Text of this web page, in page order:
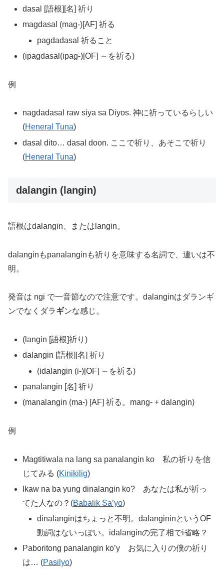
dasal [語根][名] 祈り
magdasal (mag-)[AF] 祈る
pagdadasal 祈ること
(ipagdasal(ipag-)[OF] ～を祈る)
例
nagdadasal raw siya sa Diyos. 神に祈っているらしい
(Heneral Tuna)
dasal dito… dasal doon. ここで祈り、あそこで祈り
(Heneral Tuna)
dalangin (langin)
語根はdalangin、またはlangin。
dalanginもpanalanginも祈りを意味する名詞で、違いは不
明。
発音は ngi で一音節なので注意です。dalanginはダランギ
ンでなくダラギンな感じ。
(langin [語根]祈り)
dalangin [語根][名] 祈り
(idalangin (i-)[OF] ～を祈る)
panalangin [名] 祈り
(manalangin (ma-) [AF] 祈る。mang- + dalangin)
例
Magtitiwala na lang sa panalangin ko 私の祈りを信
じてみる (Kinikilig)
Ikaw na ba yung dinalangin ko? あなたは私が祈っ
てた人なの？(Babalik Sa’yo)
dinalanginはちょっと不明。dalangininというOF
動詞はないっぽい。idalanginの完了相でi省略？
Paboritong panalangin ko’y お気に入りの僕の祈り
は… (Pasilyo)